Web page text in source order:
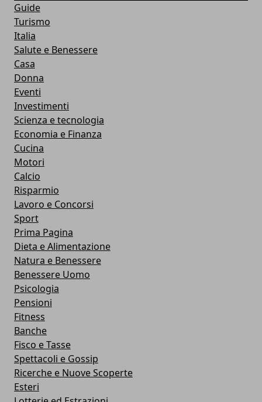
Guide
Turismo
Italia
Salute e Benessere
Casa
Donna
Eventi
Investimenti
Scienza e tecnologia
Economia e Finanza
Cucina
Motori
Calcio
Risparmio
Lavoro e Concorsi
Sport
Prima Pagina
Dieta e Alimentazione
Natura e Benessere
Benessere Uomo
Psicologia
Pensioni
Fitness
Banche
Fisco e Tasse
Spettacoli e Gossip
Ricerche e Nuove Scoperte
Esteri